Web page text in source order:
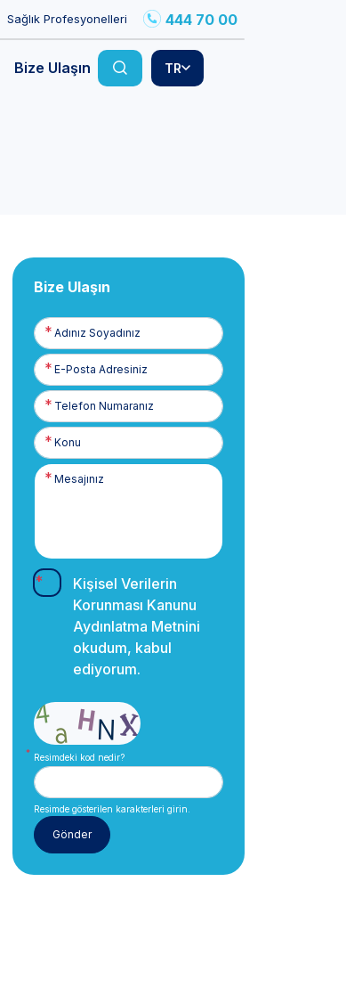
Sağlık Profesyonelleri 444 70 00
Bize Ulaşın TR
Bize Ulaşın
Adınız
Soyadınız
E-
Posta
Telefon
Numaranız
Kişisel Verilerin
Korunması Kanunu
Aydınlatma Metnini
okudum, kabul
ediyorum.
Resimdeki kod nedir?
Resimde gösterilen karakterleri girin.